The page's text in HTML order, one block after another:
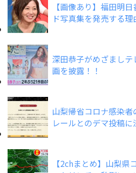
【画像あり】福田明
ド写真集を発売する理
深田恭子がめざまし
画を披露！！
山梨帰省コロナ感染
レールとのデマ投稿に
【2chまとめ】山梨